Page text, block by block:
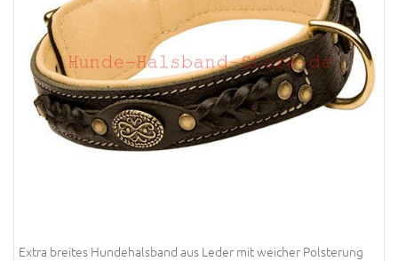
Extra breites Hundehalsband aus Leder mit weicher Polsterung